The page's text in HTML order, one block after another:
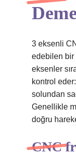
3 eksenli
edebilen bir
eksenler
kontrol
solundan
Genellikle
doğru
CNC